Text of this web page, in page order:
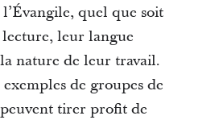
quel que soit
leur langue
nature de leur travail.
de groupes de
tirer profit de